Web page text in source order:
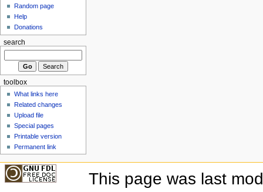
Random page
Help
Donations
search
toolbox
What links here
Related changes
Upload file
Special pages
Printable version
Permanent link
This page was last